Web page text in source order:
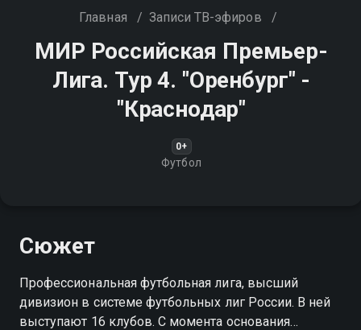
Главная / Записи ТВ-эфиров /
МИР Российская Премьер-
Лига. Тур 4. "Оренбург" -
"Краснодар"
0+
Футбол
Сюжет
Профессиональная футбольная лига, высший
дивизион в системе футбольных лиг России. В ней
выступают 16 клубов. С момента основания